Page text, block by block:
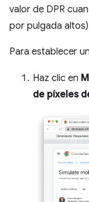
valor de DPR
por pulgada
Para establecer
Haz clic en
de píxeles